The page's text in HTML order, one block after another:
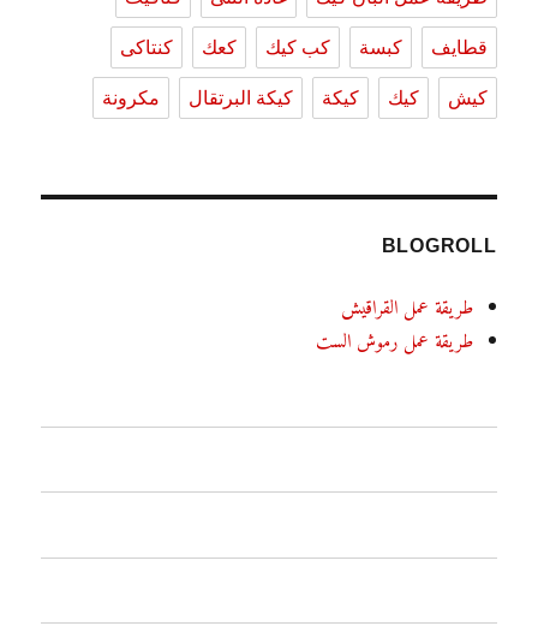
قطايف كبسة كب كيك كعك كنتاكى
كيش كيك كيكة كيكة البرتقال مكرونة
BLOGROLL
طريقة عمل القراقيش
طريقة عمل رموش الست